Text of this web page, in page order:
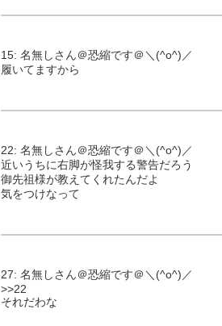
15: 名無しさん＠恐縮です＠＼(^o^)／
履いてますから
22: 名無しさん＠恐縮です＠＼(^o^)／
近いうちに右脚が怪我する警告だろう
御先祖様が教えてくれたんだよ
気をつけなって
27: 名無しさん＠恐縮です＠＼(^o^)／
>>22
それだわな